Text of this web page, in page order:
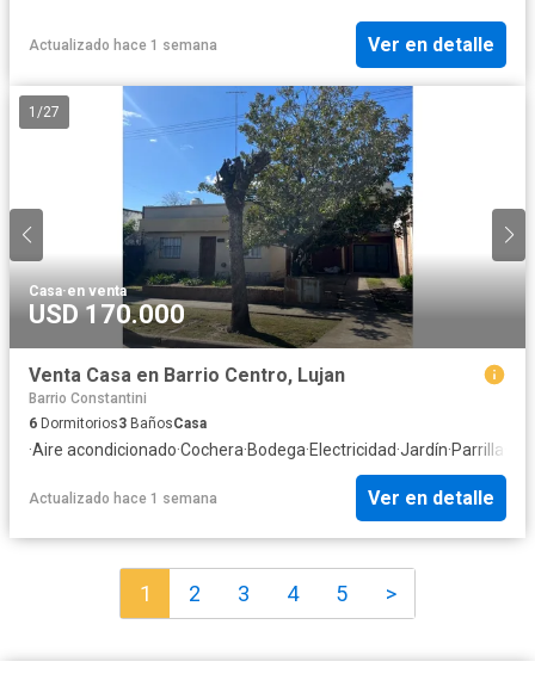
Actualizado hace 1 semana Ver en detalle
1 /27
Casa·en venta
USD 170.000
Venta Casa en Barrio Centro, Lujan
Barrio Constantini
6 Dormitorios3 BañosCasa
·Aire acondicionado·Cochera·Bodega·Electricidad·Jardín·Parrilla
Actualizado hace 1 semana Ver en detalle
1 2 3 4 5 >